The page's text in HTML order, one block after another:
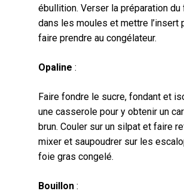
ébullition. Verser la préparation du
dans les moules et mettre l’insert
faire prendre au congélateur.
Opaline :
Faire fondre le sucre, fondant et
une casserole pour y obtenir un
brun. Couler sur un silpat et faire
mixer et saupoudrer sur les
foie gras congelé.
Bouillon :